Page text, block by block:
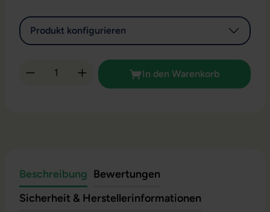
Produkt konfigurieren
Produkt Anzahl: Gib den gewünschten
In den Warenkorb
Beschreibung Bewertungen
Sicherheit & Herstellerinformationen